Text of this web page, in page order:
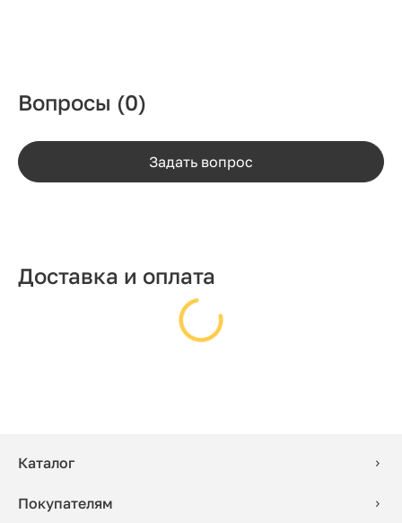
Вопросы (0)
Задать вопрос
Доставка и оплата
Каталог
Покупателям